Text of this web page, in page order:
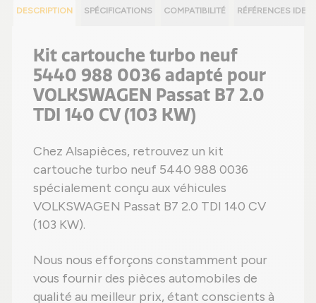
DESCRIPTION SPÉCIFICATIONS COMPATIBILITÉ RÉFÉRENCES
Kit cartouche turbo neuf
5440 988 0036 adapté pour
VOLKSWAGEN Passat B7 2.0
TDI 140 CV (103 KW)
Chez Alsapièces, retrouvez un kit
cartouche turbo neuf 5440 988 0036
spécialement conçu aux véhicules
VOLKSWAGEN Passat B7 2.0 TDI 140 CV
(103 KW).
Nous nous efforçons constamment pour
vous fournir des pièces automobiles de
qualité au meilleur prix, étant conscients à